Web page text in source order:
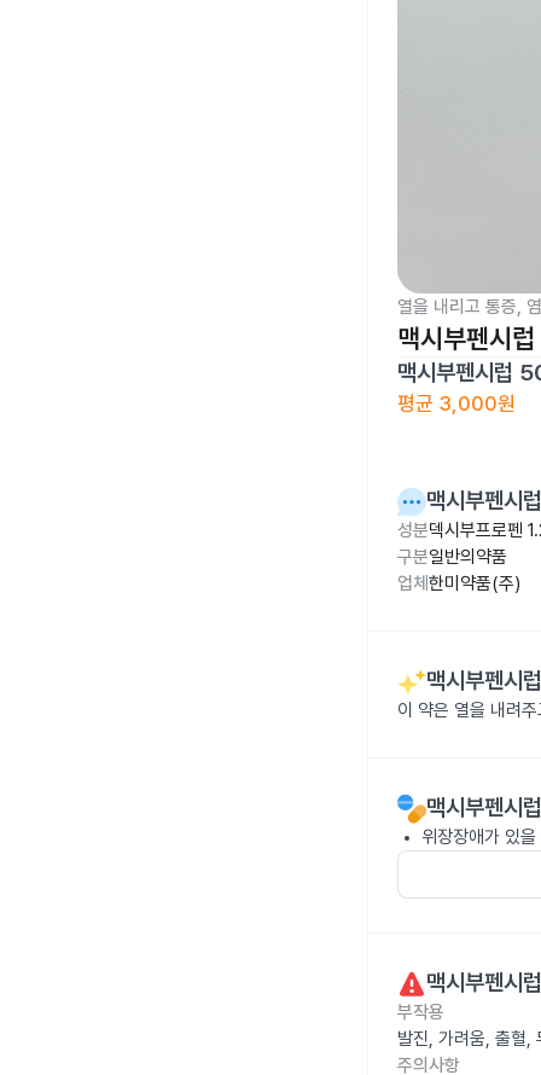
열을 내리고 통증,
맥시부펜시
맥시부펜시럽
평균 3,000원
맥시부펜시
성분덱시부프로펜
구분일반의약품
업체 한미약품(주)
맥시부펜시
이 약은 열을 내려
맥시부펜시
위장장애가 있
맥시부펜시
부작용
발진, 가려움, 출혈,
주의사항